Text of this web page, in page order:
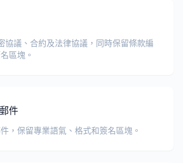
協議、合約及法律協議，同時保留條款編
區塊。
件
，保留專業語氣、格式和簽名區塊。